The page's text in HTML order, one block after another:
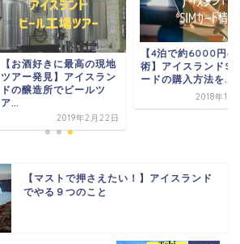
【お酒好きに最高の現地
ツアー発見】アイスラン
ドの醸造所でビールツ
ア...
2019年2月22日
【4泊で約6000円の
術】アイスランド
ードの購入方法を...
2018年11
【マストで押さえたい！】アイスランド
でやる９つのこと